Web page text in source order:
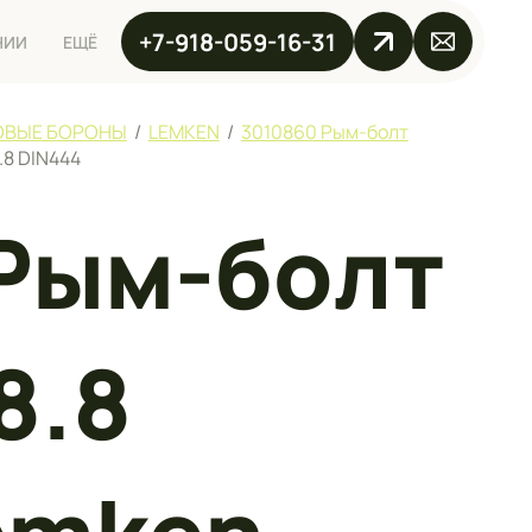
ЕЩЁ +7-918-059-16-31
БОРОНЫ / LEMKEN / 3010860 Рым-болт
DIN444
болт